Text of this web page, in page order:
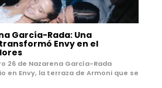
García-Rada: Una
Envy en el
26 de Nazarena García-Rada
en Envy, la terraza de Armoni que se